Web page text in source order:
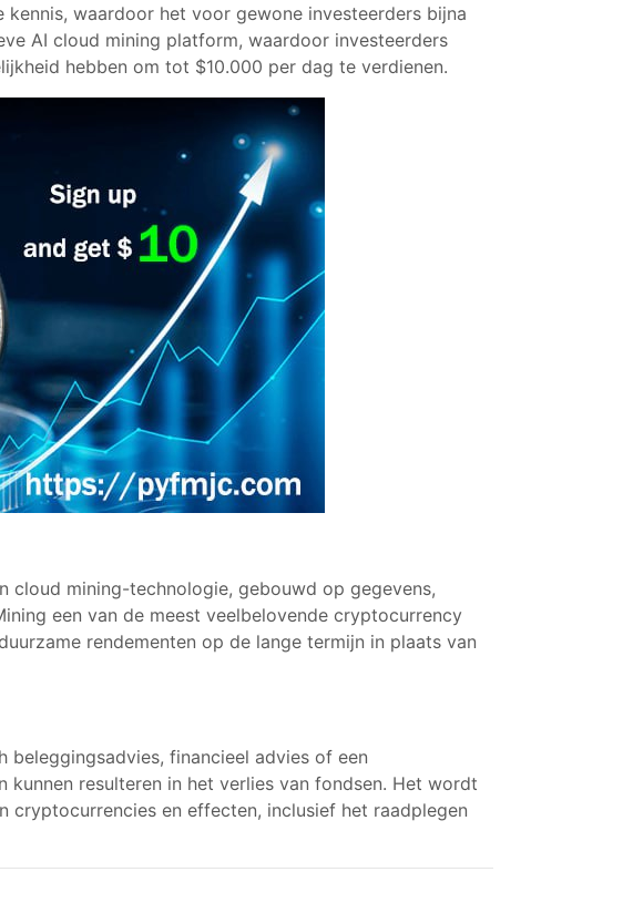
waardoor het voor gewone investeerders bijna
AI cloud mining platform, waardoor investeerders
hebben om tot $10.000 per dag te verdienen.
cloud mining-technologie, gebouwd op gegevens,
een van de meest veelbelovende cryptocurrency
rendementen op de lange termijn in plaats van
financieel advies of een
kunnen resulteren in het verlies van fondsen. Het wordt
en effecten, inclusief het raadplegen